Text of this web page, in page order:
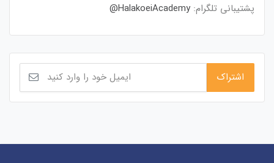
پشتیبانی تلگرام: HalakoeiAcademy@